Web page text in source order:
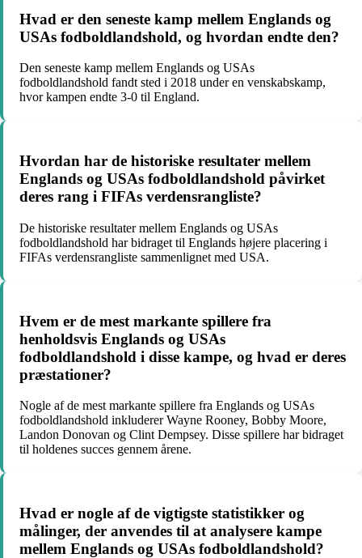
Hvad er den seneste kamp mellem Englands og
USAs fodboldlandshold, og hvordan endte den?
Den seneste kamp mellem Englands og USAs
fodboldlandshold fandt sted i 2018 under en venskabskamp,
hvor kampen endte 3-0 til England.
Hvordan har de historiske resultater mellem
Englands og USAs fodboldlandshold påvirket
deres rang i FIFAs verdensrangliste?
De historiske resultater mellem Englands og USAs
fodboldlandshold har bidraget til Englands højere placering i
FIFAs verdensrangliste sammenlignet med USA.
Hvem er de mest markante spillere fra
henholdsvis Englands og USAs
fodboldlandshold i disse kampe, og hvad er deres
præstationer?
Nogle af de mest markante spillere fra Englands og USAs
fodboldlandshold inkluderer Wayne Rooney, Bobby Moore,
Landon Donovan og Clint Dempsey. Disse spillere har bidraget
til holdenes succes gennem årene.
Hvad er nogle af de vigtigste statistikker og
målinger, der anvendes til at analysere kampe
mellem Englands og USAs fodboldlandshold?